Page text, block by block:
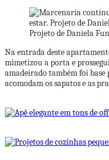
Projeto de Daniela
Na entrada deste
mimetizou a porta e
amadeirado também foi
acomodam os sapatos e as